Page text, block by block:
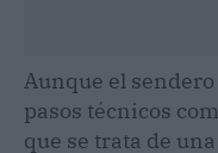
Aunque el
pasos técnicos
que se trata de